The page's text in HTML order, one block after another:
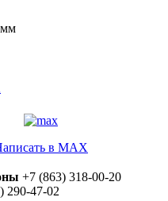
в MAX
+7 (863) 318-00-20
290-47-02